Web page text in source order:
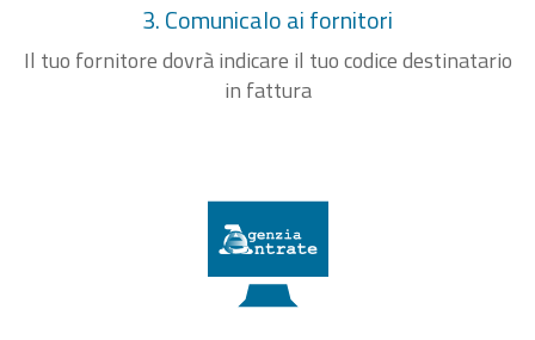
3. Comunicalo ai fornitori
Il tuo fornitore dovrà indicare il tuo codice destinatario
in fattura